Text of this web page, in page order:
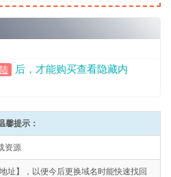
后，才能购买查看隐藏内
馨提示：
资源
址】，以便今后更换域名时能快速找回